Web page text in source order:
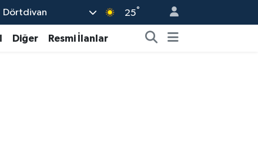
Dörtdivan 25°
Diğer Resmi İlanlar